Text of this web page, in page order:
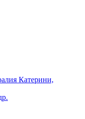
Катерини,